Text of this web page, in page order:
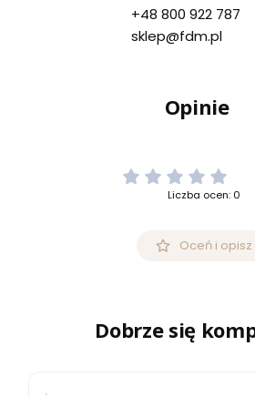
+48 800 922 787
sklep@fdm.pl
Opinie
Liczba ocen: 0
Oceń i opisz
Dobrze się